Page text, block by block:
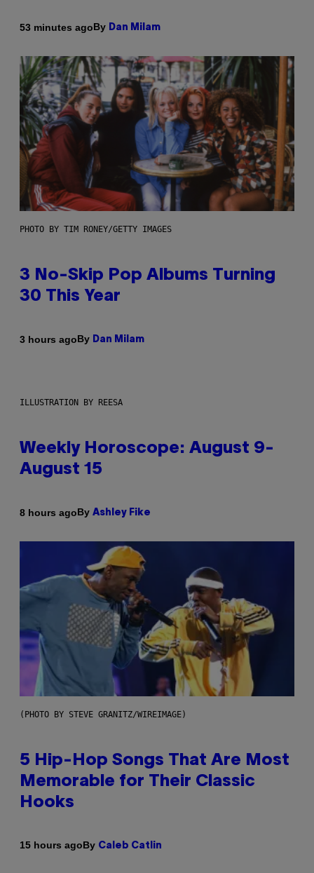
53 minutes agoBy Dan Milam
PHOTO BY TIM RONEY/GETTY IMAGES
3 No-Skip Pop Albums Turning
30 This Year
3 hours agoBy Dan Milam
ILLUSTRATION BY REESA
Weekly Horoscope: August 9-
August 15
8 hours agoBy Ashley Fike
(PHOTO BY STEVE GRANITZ/WIREIMAGE)
5 Hip-Hop Songs That Are Most
Memorable for Their Classic
Hooks
15 hours agoBy Caleb Catlin